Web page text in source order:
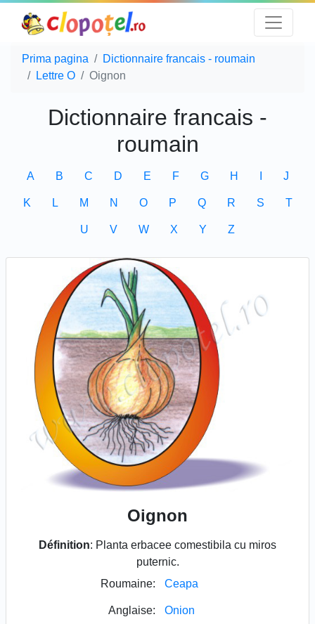
Prima pagina
Dictionnaire francais - roumain
Lettre O
Oignon
Dictionnaire francais -
roumain
A B C D E F G H J
K L M N O P Q R S T
U V W X Y Z
Oignon
Définition: Planta erbacee comestibila cu miros
puternic.
Roumaine:
Ceapa
Anglaise: Onion